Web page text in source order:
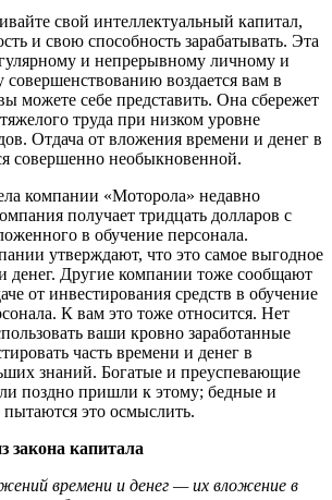
свой интеллектуальный капитал,
и свою способность зарабатывать. Эта
и непрерывному личному и
воздается вам в
можете себе представить. Она сбережет
труда при низком уровне
Отдача от вложения времени и денег в
совершенно необыкновенной.
компании «Моторола» недавно
получает тридцать долларов с
в обучение персонала.
утверждают, что это самое выгодное
денег. Другие компании тоже сообщают
от инвестирования средств в обучение
К вам это тоже относится. Нет
ваши кровно заработанные
часть времени и денег в
знаний. Богатые и преуспевающие
поздно пришли к этому; бедные и
это осмыслить.
закона капитала
времени и денег — их вложение в